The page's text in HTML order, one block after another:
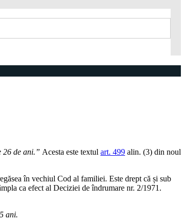
26 de ani.” Acesta este textul art. 499 alin. (3) din noul
în vechiul Cod al familiei. Este drept că și sub
ca efect al Deciziei de îndrumare nr. 2/1971.
ani.